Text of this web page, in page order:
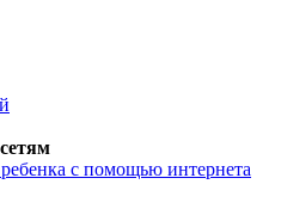
с помощью интернета